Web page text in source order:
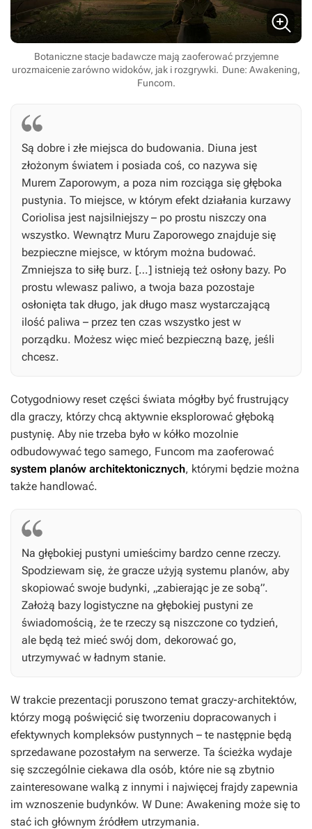
Botaniczne stacje badawcze mają zaoferować przyjemne
urozmaicenie zarówno widoków, jak i rozgrywki. Dune: Awakening,
Funcom.
Są dobre i złe miejsca do budowania. Diuna jest
złożonym światem i posiada coś, co nazywa się
Murem Zaporowym, a poza nim rozciąga się głęboka
pustynia. To miejsce, w którym efekt działania kurzawy
Coriolisa jest najsilniejszy – po prostu niszczy ona
wszystko. Wewnątrz Muru Zaporowego znajduje się
bezpieczne miejsce, w którym można budować.
Zmniejsza to siłę burz. […] istnieją też osłony bazy. Po
prostu wlewasz paliwo, a twoja baza pozostaje
osłonięta tak długo, jak długo masz wystarczającą
ilość paliwa – przez ten czas wszystko jest w
porządku. Możesz więc mieć bezpieczną bazę, jeśli
chcesz.
Cotygodniowy reset części świata mógłby być frustrujący
dla graczy, którzy chcą aktywnie eksplorować głęboką
pustynię. Aby nie trzeba było w kółko mozolnie
odbudowywać tego samego, Funcom ma zaoferować
system planów architektonicznych, którymi będzie można
także handlować.
Na głębokiej pustyni umieścimy bardzo cenne rzeczy.
Spodziewam się, że gracze użyją systemu planów, aby
skopiować swoje budynki, „zabierając je ze sobą”.
Założą bazy logistyczne na głębokiej pustyni ze
świadomością, że te rzeczy są niszczone co tydzień,
ale będą też mieć swój dom, dekorować go,
utrzymywać w ładnym stanie.
W trakcie prezentacji poruszono temat graczy-architektów,
którzy mogą poświęcić się tworzeniu dopracowanych i
efektywnych kompleksów pustynnych – te następnie będą
sprzedawane pozostałym na serwerze. Ta ścieżka wydaje
się szczególnie ciekawa dla osób, które nie są zbytnio
zainteresowane walką z innymi i najwięcej frajdy zapewnia
im wznoszenie budynków. W Dune: Awakening może się to
stać ich głównym źródłem utrzymania.